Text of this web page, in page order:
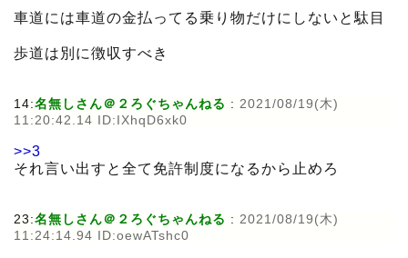
車道には車道の金払ってる乗り物だけにしないと駄目
歩道は別に徴収すべき
14:名無しさん＠２ろぐちゃんねる : 2021/08/19(木)
11:20:42.14 ID:IXhqD6xk0
>>3
それ言い出すと全て免許制度になるから止めろ
23:名無しさん＠２ろぐちゃんねる : 2021/08/19(木)
11:24:14.94 ID:oewATshc0